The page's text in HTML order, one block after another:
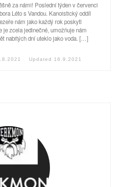
za námi! Poslední týden v červenci
Léto s Vandou. Kanoistický oddíl
nám jako každý rok poskytl
zcela jedinečné, umožňuje nám
nabitých dní uteklo jako voda. […]
Updated 16.9.2021